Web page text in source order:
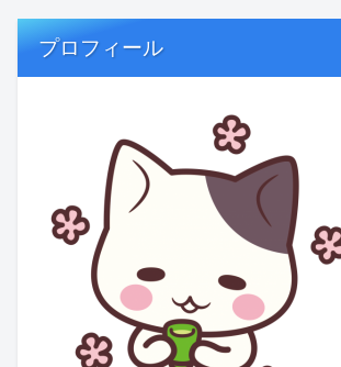
プロフィール